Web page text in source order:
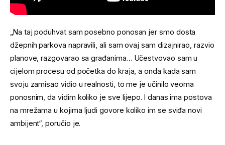
„Na taj poduhvat sam posebno ponosan jer smo dosta
džepnih parkova napravili, ali sam ovaj sam dizajnirao, razvio
planove, razgovarao sa građanima… Učestvovao sam u
cijelom procesu od početka do kraja, a onda kada sam
svoju zamisao vidio u realnosti, to me je učinilo veoma
ponosnim, da vidim koliko je sve lijepo. I danas ima postova
na mrežama u kojima ljudi govore koliko im se sviđa novi
ambijent“, poručio je.